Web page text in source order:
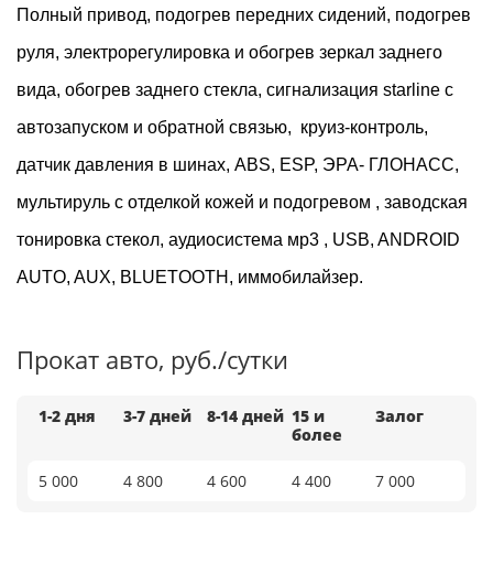
Полный привод, подогрев передних сидений, подогрев
руля, электрорегулировка и обогрев зеркал заднего
вида, обогрев заднего стекла, сигнализация starline с
автозапуском и обратной связью, круиз-контроль,
датчик давления в шинах, ABS, ESP, ЭРА- ГЛОНАСС,
мультируль с отделкой кожей и подогревом , заводская
тонировка стекол, аудиосистема мр3 , USB, ANDROID
AUTO, AUX, BLUETOOTH, иммобилайзер.
Прокат авто, руб./сутки
1-2 дня 3-7 дней 8-14 дней 15 и
более
Залог
5 000 4 800 4 600 4 400 7 000